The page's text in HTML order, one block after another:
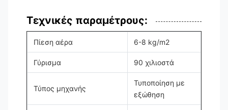
Τεχνικές παραμέτρους:
Πίεση αέρα 6-8 kg/m2
Γύρισμα 90 χιλιοστά
Τύπος μηχανής
Τυποποίηση με
εξώθηση